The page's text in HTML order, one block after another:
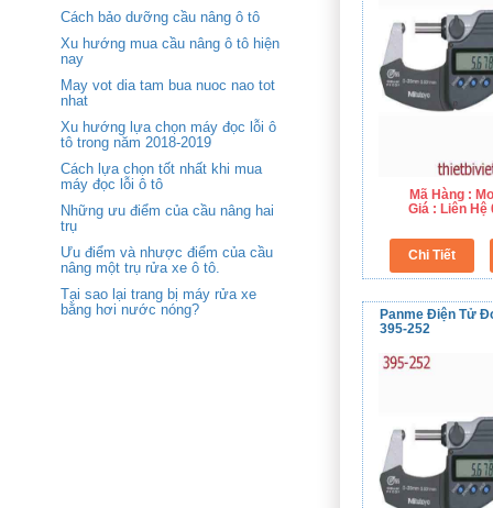
Cách bảo dưỡng cầu nâng ô tô
Xu hướng mua cầu nâng ô tô hiện
nay
May vot dia tam bua nuoc nao tot
nhat
Xu hướng lựa chọn máy đọc lỗi ô
tô trong năm 2018-2019
Cách lựa chọn tốt nhất khi mua
máy đọc lỗi ô tô
Những ưu điểm của cầu nâng hai
trụ
Ưu điểm và nhược điểm của cầu
nâng một trụ rửa xe ô tô.
Tại sao lại trang bị máy rửa xe
bằng hơi nước nóng?
Mã Hàng :
Giá : Liên Hệ
Panme Điện Tử
395-252